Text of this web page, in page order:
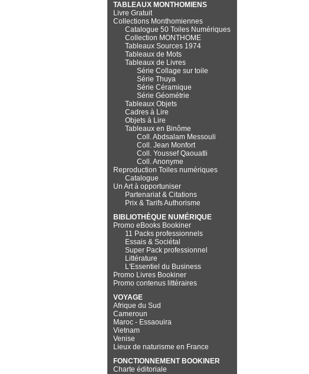
TABLEAUX MONTHOMIENS
Livre Gratuit
Collections Monthomiennes
Catalogue 50 Toiles Numériques
Collection MONTHOME
Tableaux Sources 1974
Tableaux de Mots
Tableaux de Livres
Série Collage sur toile
Série Thuya
Série Céramique
Série Géométrie
Tableaux Objets
Cadres à Lire
Objets à Lire
Tableaux en Binôme
Coll. Abdsalam Messouli
Coll. Jean Monfort
Coll. Youssef Qaouatli
Coll. Anonyme
Reproduction Toiles numériques
Catalogue
Un Art à opportuniser
Partenariat & Citations
Prix & Tarifs Authorisme
BIBLIOTHÈQUE NUMÉRIQUE
Promo eBooks Bookiner
11 Packs professionnels
Essais & Sociétal
Super Pack professionnel
Littérature
L'Essentiel du Business
Promo Livres Bookiner
Promo contenus littéraires
VOYAGE
Afrique du Sud
Cameroun
Maroc - Essaouira
Vietnam
Venise
Lieux de naturisme en France
FONCTIONNEMENT BOOKINER
Charte éditoriale